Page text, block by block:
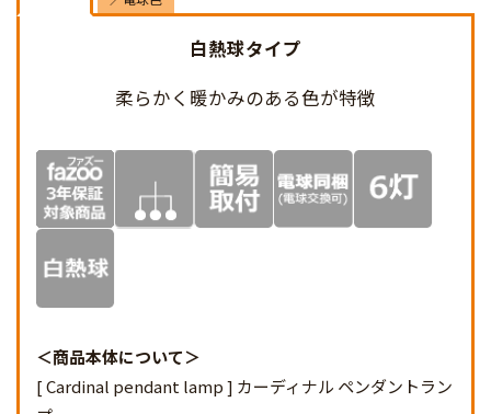
白熱球タイプ
柔らかく暖かみのある色が特徴
商品本体について
[ Cardinal pendant lamp ] カーディナル ペンダントラン